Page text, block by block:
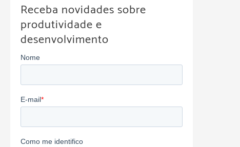
Receba novidades sobre
produtividade e
desenvolvimento